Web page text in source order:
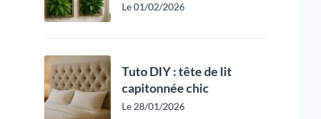
Le 01/02/2026
Tuto DIY : tête de lit
capitonnée chic
Le 28/01/2026